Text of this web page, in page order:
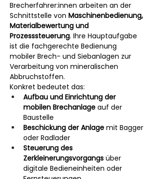
Brecherfahrer:innen arbeiten an der
Schnittstelle von Maschinenbedienung,
Materialbewertung und
Prozesssteuerung. Ihre Hauptaufgabe
ist die fachgerechte Bedienung
mobiler Brech- und Siebanlagen zur
Verarbeitung von mineralischen
Abbruchstoffen.
Konkret bedeutet das:
Aufbau und Einrichtung der
mobilen Brechanlage auf der
Baustelle
Beschickung der Anlage mit Bagger
oder Radlader
Steuerung des
Zerkleinerungsvorgangs über
digitale Bedieneinheiten oder